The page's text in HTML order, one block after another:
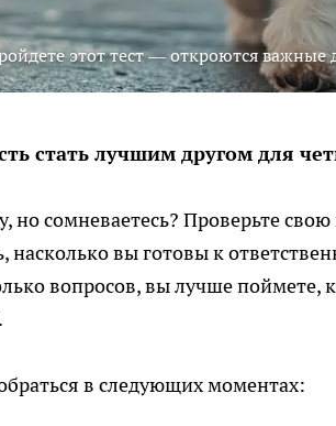
этот тест — откроются
стать лучшим другом для
но сомневаетесь? Проверьте
вы готовы к
вопросов, вы лучше поймете,
в следующих моментах: